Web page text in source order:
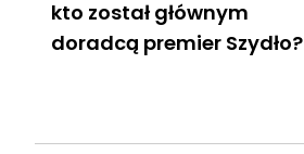
kto został głównym
doradcą premier Szydło?